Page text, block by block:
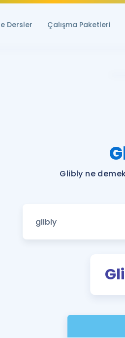
Dersler Çalışma Paketleri
Glibly ne